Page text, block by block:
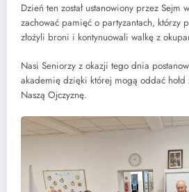
Dzień ten został ustanowiony przez Sejm
zachować pamięć o partyzantach, którzy
złożyli broni i kontynuowali walkę z
Nasi Seniorzy z okazji tego dnia
akademię dzięki której mogą oddać hołd
Naszą Ojczyznę.